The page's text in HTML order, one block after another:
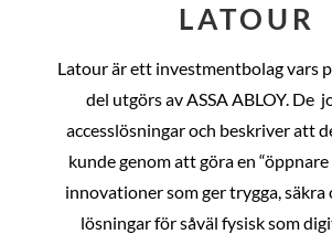
LATOUR
Latour är ett investmentbolag vars
del utgörs av ASSA ABLOY. De
accesslösningar och beskriver att
kunde genom att göra en
innovationer som ger trygga, säkra
lösningar för såväl fysisk som